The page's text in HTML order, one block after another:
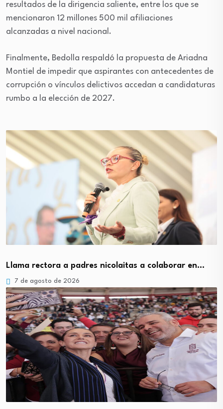
resultados de la dirigencia saliente, entre los que se
mencionaron 12 millones 500 mil afiliaciones
alcanzadas a nivel nacional.
Finalmente, Bedolla respaldó la propuesta de Ariadna
Montiel de impedir que aspirantes con antecedentes de
corrupción o vínculos delictivos accedan a candidaturas
rumbo a la elección de 2027.
Llama rectora a padres nicolaitas a colaborar en…
7 de agosto de 2026